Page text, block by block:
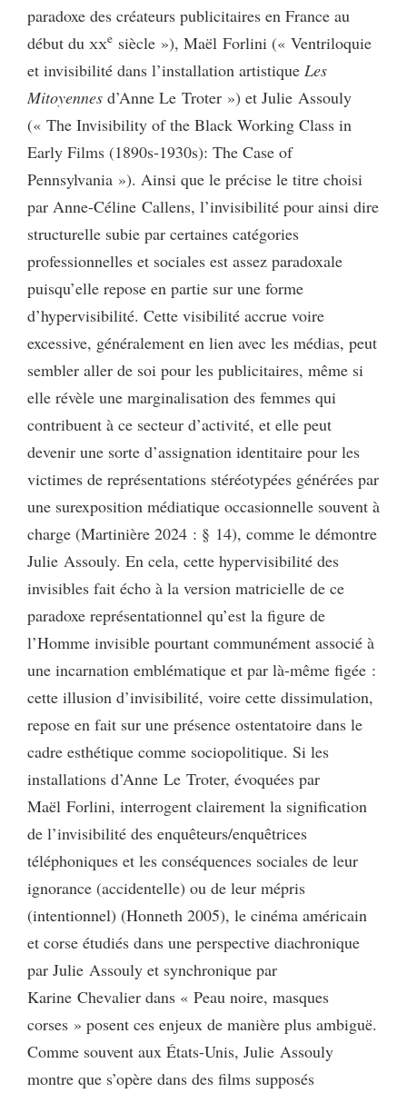
paradoxe des créateurs publicitaires en France au
début du xxe siècle »), Maël Forlini (« Ventriloquie
et invisibilité dans l’installation artistique Les
Mitoyennes d’Anne Le Troter ») et Julie Assouly
(« The Invisibility of the Black Working Class in
Early Films (1890s-1930s): The Case of
Pennsylvania »). Ainsi que le précise le titre choisi
par Anne-Céline Callens, l’invisibilité pour ainsi dire
structurelle subie par certaines catégories
professionnelles et sociales est assez paradoxale
puisqu’elle repose en partie sur une forme
d’hypervisibilité. Cette visibilité accrue voire
excessive, généralement en lien avec les médias, peut
sembler aller de soi pour les publicitaires, même si
elle révèle une marginalisation des femmes qui
contribuent à ce secteur d’activité, et elle peut
devenir une sorte d’assignation identitaire pour les
victimes de représentations stéréotypées générées par
une surexposition médiatique occasionnelle souvent à
charge (Martinière 2024 : § 14), comme le démontre
Julie Assouly. En cela, cette hypervisibilité des
invisibles fait écho à la version matricielle de ce
paradoxe représentationnel qu’est la figure de
l’Homme invisible pourtant communément associé à
une incarnation emblématique et par là-même figée :
cette illusion d’invisibilité, voire cette dissimulation,
repose en fait sur une présence ostentatoire dans le
cadre esthétique comme sociopolitique. Si les
installations d’Anne Le Troter, évoquées par
Maël Forlini, interrogent clairement la signification
de l’invisibilité des enquêteurs/enquêtrices
téléphoniques et les conséquences sociales de leur
ignorance (accidentelle) ou de leur mépris
(intentionnel) (Honneth 2005), le cinéma américain
et corse étudiés dans une perspective diachronique
par Julie Assouly et synchronique par
Karine Chevalier dans « Peau noire, masques
corses » posent ces enjeux de manière plus ambiguë.
Comme souvent aux États-Unis, Julie Assouly
montre que s’opère dans des films supposés